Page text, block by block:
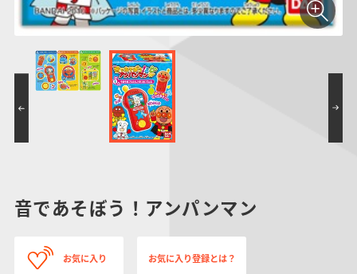
音であそぼう！アンパンマン
お気に入り お気に入り登録とは？